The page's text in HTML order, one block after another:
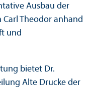
Ausbau der
Theodor anhand
und
bietet Dr.
Alte Drucke der